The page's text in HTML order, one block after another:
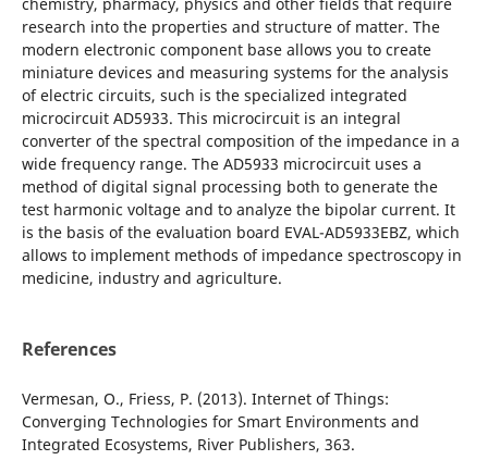
chemistry, pharmacy, physics and other fields that require
research into the properties and structure of matter. The
modern electronic component base allows you to create
miniature devices and measuring systems for the analysis
of electric circuits, such is the specialized integrated
microcircuit AD5933. This microcircuit is an integral
converter of the spectral composition of the impedance in a
wide frequency range. The AD5933 microcircuit uses a
method of digital signal processing both to generate the
test harmonic voltage and to analyze the bipolar current. It
is the basis of the evaluation board EVAL-AD5933EBZ, which
allows to implement methods of impedance spectroscopy in
medicine, industry and agriculture.
References
Vermesan, O., Friess, P. (2013). Internet of Things:
Converging Technologies for Smart Environments and
Integrated Ecosystems, River Publishers, 363.